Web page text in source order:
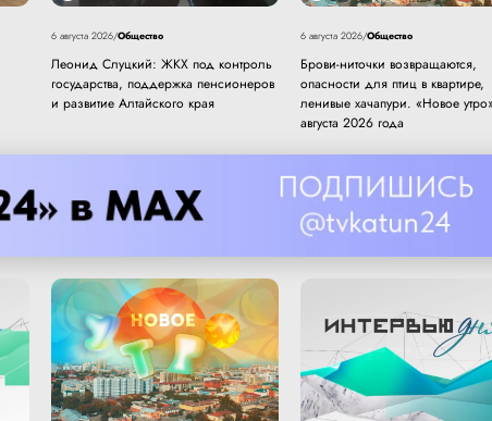
6 августа 2026/Общество
Леонид Слуцкий: ЖКХ под контроль
государства, поддержка пенсионеров
и развитие Алтайского края
6 августа 2026/Общество
Брови-ниточки возвращаются,
опасности для птиц в квартире,
ленивые хачапури. «Новое
августа 2026 года